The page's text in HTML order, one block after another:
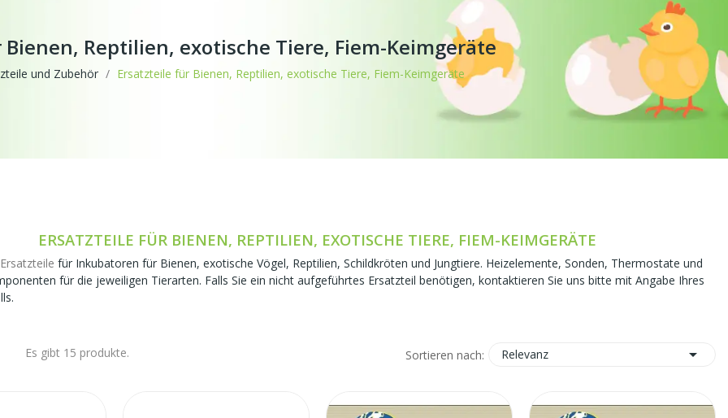
Reptilien, exotische Tiere, Fiem-Keimgeräte
und Zubehör Ersatzteile für Bienen, Reptilien, exotische Tiere, Fiem-Keimgeräte
ERSATZTEILE FÜR BIENEN, REPTILIEN, EXOTISCHE TIERE, FIEM-KEIMGERÄTE
für Inkubatoren für Bienen, exotische Vögel, Reptilien, Schildkröten und Jungtiere. Heizelemente, Sonden, Thermostate und
für die jeweiligen Tierarten. Falls Sie ein nicht aufgeführtes Ersatzteil benötigen, kontaktieren Sie uns bitte mit Angabe Ihres
Es gibt 15 produkte. Sortieren nach: Relevanz 